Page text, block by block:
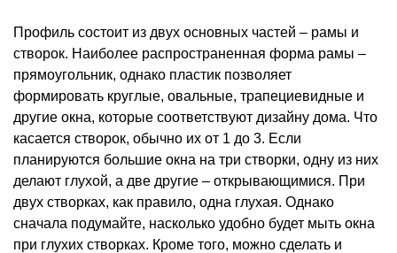
Профиль состоит из двух основных частей – рамы и
створок. Наиболее распространенная форма рамы –
прямоугольник, однако пластик позволяет
формировать круглые, овальные, трапециевидные и
другие окна, которые соответствуют дизайну дома. Что
касается створок, обычно их от 1 до 3. Если
планируются большие окна на три створки, одну из них
делают глухой, а две другие – открывающимися. При
двух створках, как правило, одна глухая. Однако
сначала подумайте, насколько удобно будет мыть окна
при глухих створках. Кроме того, можно сделать и